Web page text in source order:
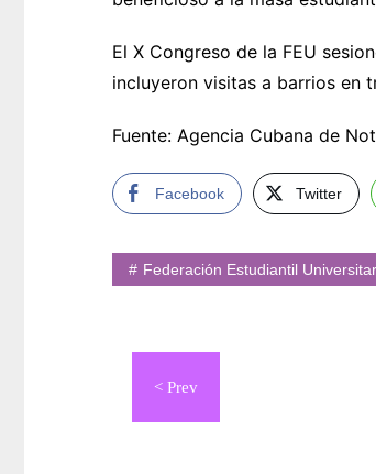
El X Congreso de la FEU
incluyeron visitas a barrios en
Fuente: Agencia Cubana de
Facebook Twitter
Federación Estudiantil
Navegación